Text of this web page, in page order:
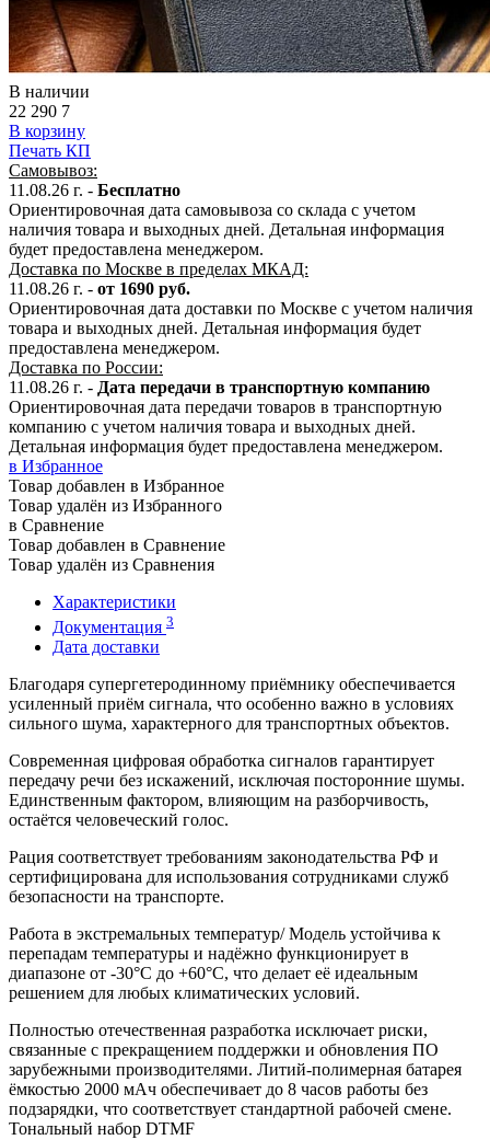
В наличии
22 290 7
В корзину
Печать КП
Самовывоз:
11.08.26 г. - Бесплатно
Ориентировочная дата самовывоза со склада с учетом
наличия товара и выходных дней. Детальная информация
будет предоставлена менеджером.
Доставка по Москве в пределах МКАД:
11.08.26 г. - от 1690 руб.
Ориентировочная дата доставки по Москве с учетом наличия
товара и выходных дней. Детальная информация будет
предоставлена менеджером.
Доставка по России:
11.08.26 г. - Дата передачи в транспортную компанию
Ориентировочная дата передачи товаров в транспортную
компанию с учетом наличия товара и выходных дней.
Детальная информация будет предоставлена менеджером.
в Избранное
Товар добавлен в Избранное
Товар удалён из Избранного
в Сравнение
Товар добавлен в Сравнение
Товар удалён из Сравнения
Характеристики
Документация 3
Дата доставки
Благодаря супергетеродинному приёмнику обеспечивается
усиленный приём сигнала, что особенно важно в условиях
сильного шума, характерного для транспортных объектов.
Современная цифровая обработка сигналов гарантирует
передачу речи без искажений, исключая посторонние шумы.
Единственным фактором, влияющим на разборчивость,
остаётся человеческий голос.
Рация соответствует требованиям законодательства РФ и
сертифицирована для использования сотрудниками служб
безопасности на транспорте.
Работа в экстремальных температур/ Модель устойчива к
перепадам температуры и надёжно функционирует в
диапазоне от -30°C до +60°C, что делает её идеальным
решением для любых климатических условий.
Полностью отечественная разработка исключает риски,
связанные с прекращением поддержки и обновления ПО
зарубежными производителями. Литий-полимерная батарея
ёмкостью 2000 мАч обеспечивает до 8 часов работы без
подзарядки, что соответствует стандартной рабочей смене.
Тональный набор DTMF